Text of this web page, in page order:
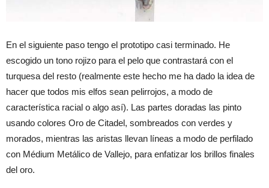
En el siguiente paso tengo el prototipo casi terminado. He
escogido un tono rojizo para el pelo que contrastará con el
turquesa del resto (realmente este hecho me ha dado la idea de
hacer que todos mis elfos sean pelirrojos, a modo de
característica racial o algo así). Las partes doradas las pinto
usando colores Oro de Citadel, sombreados con verdes y
morados, mientras las aristas llevan líneas a modo de perfilado
con Médium Metálico de Vallejo, para enfatizar los brillos finales
del oro.